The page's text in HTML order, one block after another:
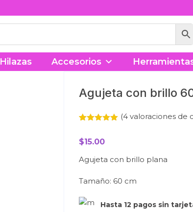
Hilazas Accesorios
Agujeta con brillo
de 5 en
valoracione
s de
(4valoraciones de
$15.00
Agujeta con brillo plana
Tamaño: 60 cm
Hasta 12 pagos sin